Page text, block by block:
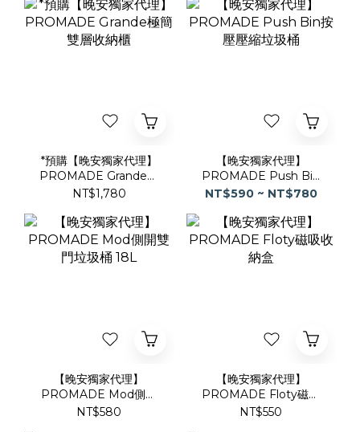
*預購【晚安獨家代理】
PROMADE Grande極
簡雙層收納櫃
NT$1,780
【晚安獨家代理】
PROMADE Push Bin
按壓壓縮垃圾桶
NT$590 ~ NT$780
【晚安獨家代理】
PROMADE Mod側開
雙門垃圾桶 18L
NT$580
【晚安獨家代理】
PROMADE Floty磁吸
收納盒
NT$550